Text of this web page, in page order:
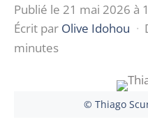
Publié le 21 mai 2026 à
Écrit par Olive Idohou ·
minutes
© Thiago